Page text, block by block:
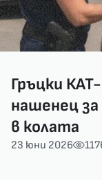
Гръцки
нашенец
в колата
23 юни 2026